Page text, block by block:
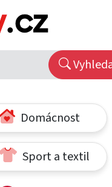
Domácnost
Sport a textil